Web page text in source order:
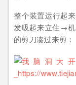
整个装置运行起
发吸起来立住→
的剪刀凑过来剪：